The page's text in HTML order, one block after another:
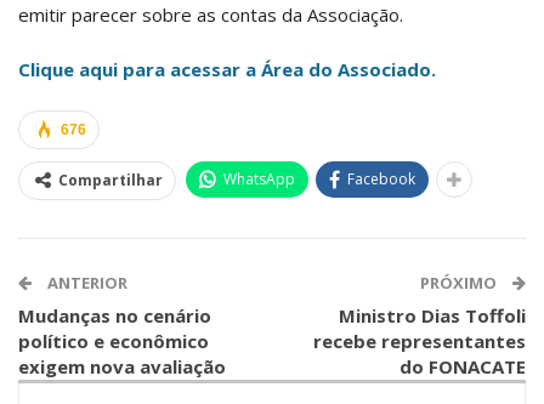
emitir parecer sobre as contas da Associação.
Clique aqui para acessar a Área do Associado.
676
Compartilhar WhatsApp Facebook
ANTERIOR
Mudanças no cenário
político e econômico
exigem nova avaliação
PRÓXIMO
Ministro Dias Toffoli
recebe representantes
do FONACATE